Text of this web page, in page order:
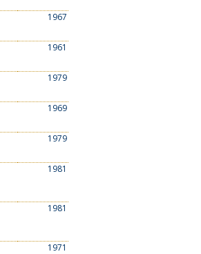
1967
1961
1979
1969
1979
1981
1981
1971